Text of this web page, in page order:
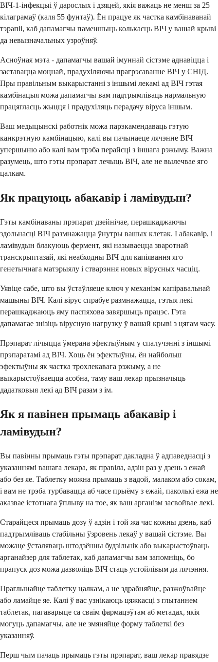
ВІЧ-1-інфекцыі ў дарослых і дзяцей, якія важаць не менш за 25
кілаграмаў (каля 55 фунтаў). Ён працуе як частка камбінаванай
тэрапіі, каб дапамагчы паменшыць колькасць ВІЧ у вашай крыві
да невызначальных узроўняў.
Асноўная мэта - дапамагчы вашай імуннай сістэме аднавіцца і
заставацца моцнай, прадухіляючы прагрэсаванне ВІЧ у СНІД.
Пры правільным выкарыстанні з іншымі лекамі ад ВІЧ гэтая
камбінацыя можа дапамагчы вам падтрымліваць нармальную
працягласць жыцця і прадухіляць перадачу віруса іншым.
Ваш медыцынскі работнік можа парэкамендаваць гэтую
канкрэтную камбінацыю, калі вы пачынаеце лячэнне ВІЧ
упершыню або калі вам трэба перайсці з іншага рэжыму. Важна
разумець, што гэты прэпарат лечыць ВІЧ, але не вылечвае яго
цалкам.
Як працуюць абакавір і ламівудын?
Гэты камбінаваны прэпарат дзейнічае, перашкаджаючы
здольнасці ВІЧ размнажацца ўнутры вашых клетак. І абакавір, і
ламівудын блакуюць фермент, які называецца зваротнай
транскрыптазай, які неабходны ВІЧ для капіявання яго
генетычнага матэрыялу і стварэння новых вірусных часціц.
Уявіце сабе, што вы ўстаўляеце ключ у механізм капіравальнай
машыны ВІЧ. Калі вірус спрабуе размнажацца, гэтыя лекі
перашкаджаюць яму паспяхова завяршыць працэс. Гэта
дапамагае знізіць вірусную нагрузку ў вашай крыві з цягам часу.
Прэпарат лічыцца ўмерана эфектыўным у спалучэнні з іншымі
прэпаратамі ад ВІЧ. Хоць ён эфектыўны, ён найбольш
эфектыўны як частка трохлекавага рэжыму, а не
выкарыстоўваецца асобна, таму ваш лекар прызначыць
дадатковыя лекі ад ВІЧ разам з ім.
Як я павінен прымаць абакавір і
ламівудын?
Вы павінны прымаць гэты прэпарат дакладна ў адпаведнасці з
указаннямі вашага лекара, як правіла, адзін раз у дзень з ежай
або без яе. Таблетку можна прымаць з вадой, малаком або сокам,
і вам не трэба турбавацца аб часе прыёму з ежай, паколькі ежа не
аказвае істотнага ўплыву на тое, як ваш арганізм засвойвае лекі.
Старайцеся прымаць дозу ў адзін і той жа час кожны дзень, каб
падтрымліваць стабільны ўзровень лекаў у вашай сістэме. Вы
можаце ўсталяваць штодзённы будзільнік або выкарыстоўваць
арганайзер для таблетак, каб дапамагчы вам запомніць, бо
прапуск доз можа дазволіць ВІЧ стаць устойлівым да лячэння.
Праглынайце таблетку цалкам, а не здрабняйце, разжоўвайце
або ламайце яе. Калі ў вас узнікаюць цяжкасці з глытаннем
таблетак, пагаварыце са сваім фармацэўтам аб метадах, якія
могуць дапамагчы, але не змяняйце форму таблеткі без
указанняў.
Перш чым пачаць прымаць гэты прэпарат, ваш лекар правядзе